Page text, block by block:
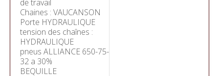
de travail
Chaines : VAUCANSON
Porte HYDRAULIQUE
tension des chaînes :
HYDRAULIQUE
pneus ALLIANCE 650-75-
32 a 30%
BEQUILLE